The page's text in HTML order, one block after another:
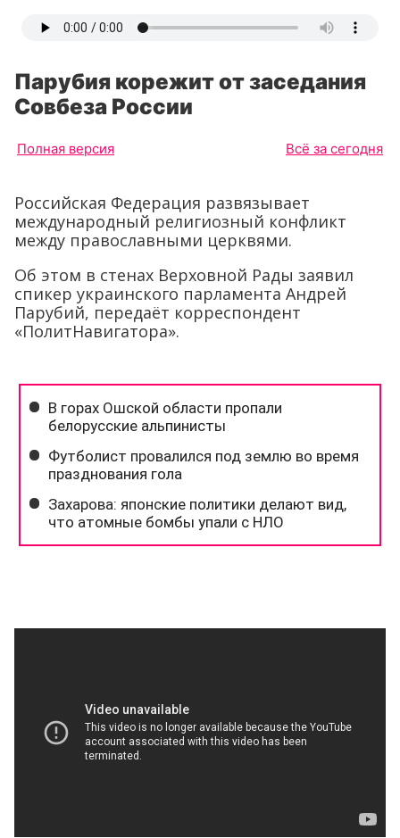
Парубия корежит от заседания
Совбеза России
Полная версия Всё за сегодня
Российская Федерация развязывает
международный религиозный конфликт
между православными церквями.
Об этом в стенах Верховной Рады заявил
спикер украинского парламента Андрей
Парубий, передаёт корреспондент
«ПолитНавигатора».